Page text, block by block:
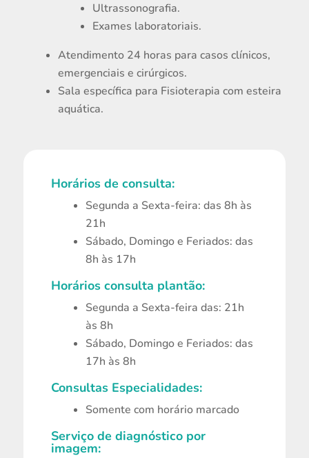
Ultrassonografia.
Exames laboratoriais.
Atendimento 24 horas para casos clínicos,
emergenciais e cirúrgicos.
Sala específica para Fisioterapia com esteira
aquática.
Horários de consulta:
Segunda a Sexta-feira: das 8h às
21h
Sábado, Domingo e Feriados: das
8h às 17h
Horários consulta plantão:
Segunda a Sexta-feira das: 21h
às 8h
Sábado, Domingo e Feriados: das
17h às 8h
Consultas Especialidades:
Somente com horário marcado
Serviço de diagnóstico por
imagem: